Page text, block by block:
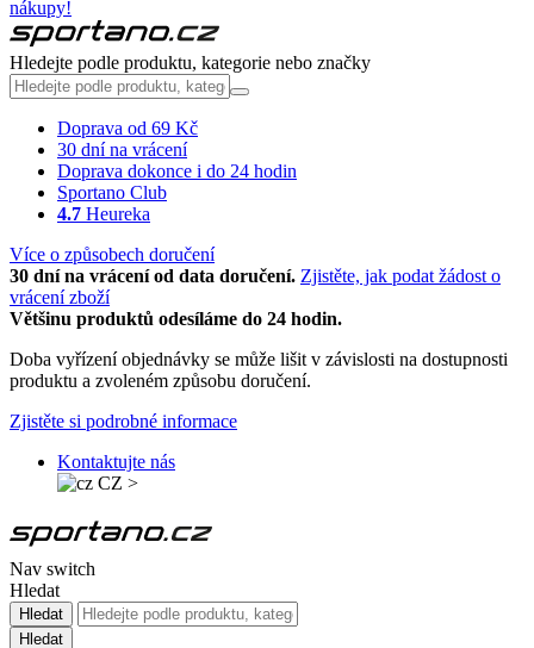
nákupy!
Hledejte podle produktu, kategorie nebo značky
Doprava od 69 Kč
30 dní na vrácení
Doprava dokonce i do 24 hodin
Sportano Club
4.7 Heureka
Více o způsobech doručení
30 dní na vrácení od data doručení. Zjistěte, jak podat žádost o
vrácení zboží
Většinu produktů odesíláme do 24 hodin.
Doba vyřízení objednávky se může lišit v závislosti na dostupnosti
produktu a zvoleném způsobu doručení.
Zjistěte si podrobné informace
Kontaktujte nás
CZ >
Nav switch
Hledat
Hledat
Hledat